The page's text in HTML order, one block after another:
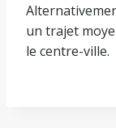
un trajet
le centre-ville.